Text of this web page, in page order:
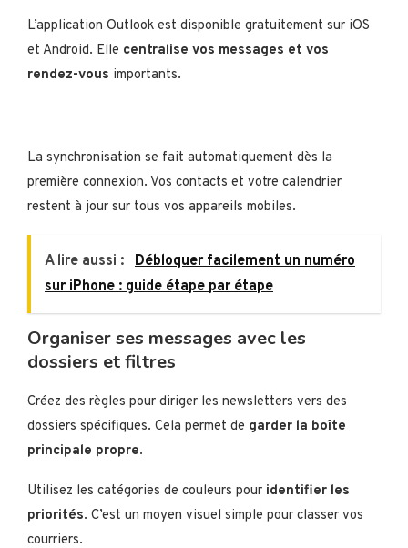
L’application Outlook est disponible gratuitement sur iOS
et Android. Elle centralise vos messages et vos
rendez-vous importants.
La synchronisation se fait automatiquement dès la
première connexion. Vos contacts et votre calendrier
restent à jour sur tous vos appareils mobiles.
A lire aussi : Débloquer facilement un numéro
sur iPhone : guide étape par étape
Organiser ses messages avec les
dossiers et filtres
Créez des règles pour diriger les newsletters vers des
dossiers spécifiques. Cela permet de garder la boîte
principale propre.
Utilisez les catégories de couleurs pour identifier les
priorités. C’est un moyen visuel simple pour classer vos
courriers.